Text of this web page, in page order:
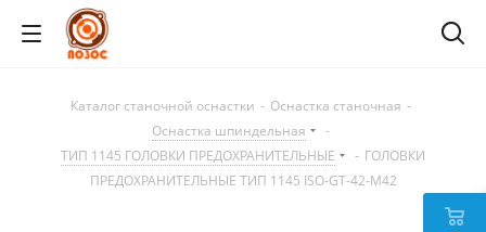
Каталог станочной оснастки - Оснастка станочная -
Оснастка шпиндельная
-
ТИП 1145 ГОЛОВКИ ПРЕДОХРАНИТЕЛЬНЫЕ
- ГОЛОВКИ
ПРЕДОХРАНИТЕЛЬНЫЕ ТИП 1145 ISO-GT-42-M42